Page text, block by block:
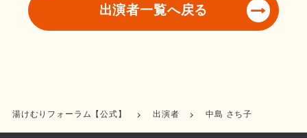
出演者一覧へ戻る
湯けむりフォーラム【公式】 出演者 中島 さち子